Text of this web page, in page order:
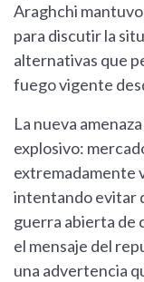
Araghchi
para discutir la
alternativas que
fuego vigente
La nueva
explosivo:
extremadamente
intentando evitar
guerra abierta de
el mensaje del
una advertencia